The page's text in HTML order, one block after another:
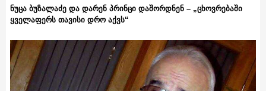
ნუცა ბუზალაძე და დარენ პრინცი დაშორდნენ – „ცხოვრებაში
ყველაფერს თავისი დრო აქვს“